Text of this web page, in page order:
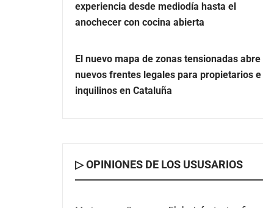
experiencia desde mediodía hasta el
anochecer con cocina abierta
El nuevo mapa de zonas tensionadas abre
nuevos frentes legales para propietarios e
inquilinos en Cataluña
▷ OPINIONES DE LOS USUSARIOS